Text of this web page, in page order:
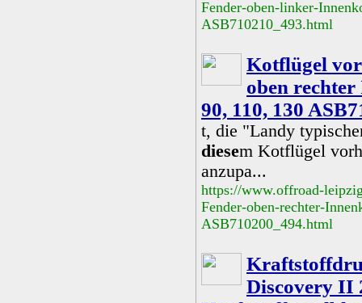
Fender-oben-linker-
ASB710210_493.html
Kotflügel
oben
90, 110, 130
t, die "Landy
diesem Kotflügel
anzupa...
https://www.offroad-
Fender-oben-rechter-
ASB710200_494.html
Discovery II